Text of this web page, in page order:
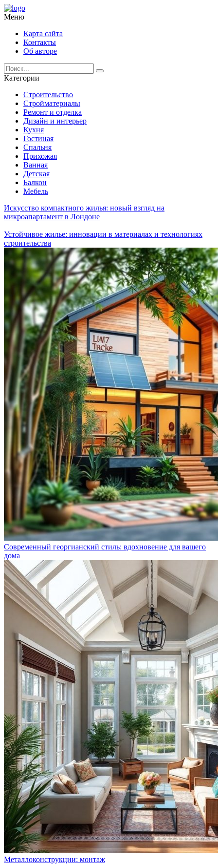
Меню
Карта сайта
Контакты
Об авторе
Категории
Строительство
Стройматериалы
Ремонт и отделка
Дизайн и интерьер
Кухня
Гостиная
Спальня
Прихожая
Ванная
Детская
Балкон
Мебель
Искусство компактного жилья: новый взгляд на
микроапартамент в Лондоне
Устойчивое жилье: инновации в материалах и технологиях
строительства
Современный георгианский стиль: вдохновение для вашего
дома
Металлоконструкции: монтаж